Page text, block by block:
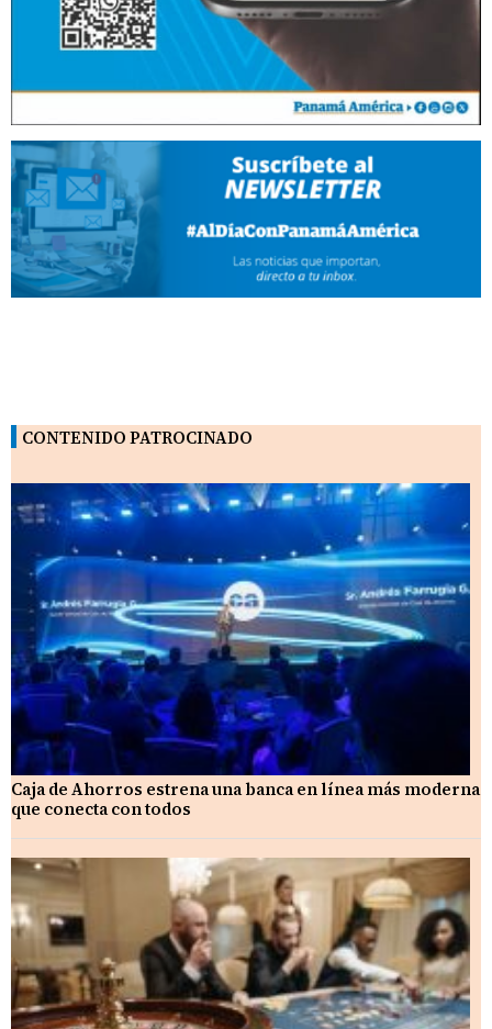
CONTENIDO PATROCINADO
Caja de Ahorros estrena una banca en línea más moderna
que conecta con todos